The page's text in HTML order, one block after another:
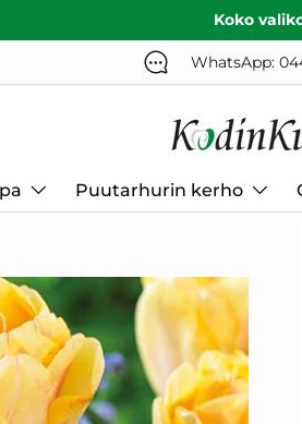
Koko
WhatsApp:
Puutarhurin kerho